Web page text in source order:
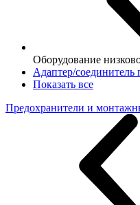
Оборудование
Адаптер/соединитель
Показать все
Предохранители и